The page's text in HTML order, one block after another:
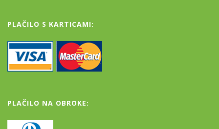
PLAČILO S KARTICAMI:
PLAČILO NA OBROKE: